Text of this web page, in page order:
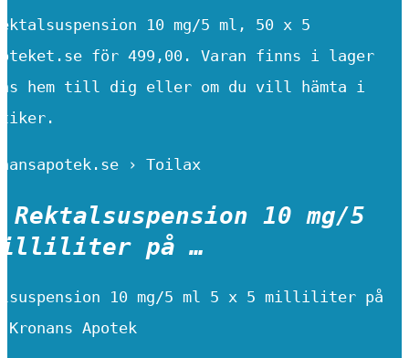
10 mg/5 ml, 50 x 5
för 499,00. Varan finns i lager
hem till dig eller om du vill hämta i
› Toilax
10 mg/5
på …
10 mg/5 ml 5 x 5 milliliter på
Apotek